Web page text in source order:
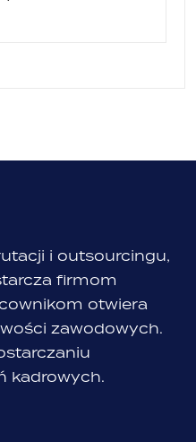
i outsourcingu,
firmom
otwiera
zawodowych.
kadrowych.